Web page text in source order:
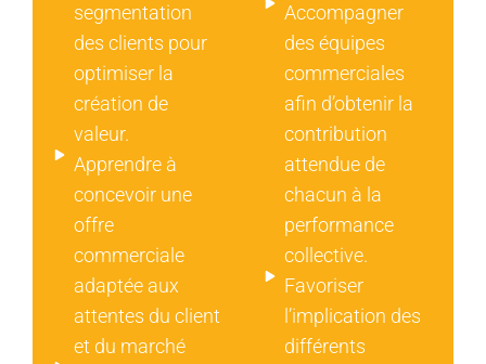
segmentation
des clients pour
optimiser la
création de
valeur.
Apprendre à
concevoir une
offre
commerciale
adaptée aux
attentes du client
et du marché
Accompagner
des équipes
commerciales
afin d’obtenir la
contribution
attendue de
chacun à la
performance
collective.
Favoriser
l’implication des
différents